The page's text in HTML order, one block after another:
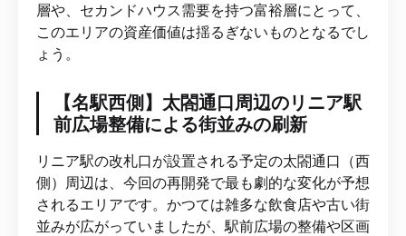
層や、セカンドハウス需要を持つ富裕層にとって、
このエリアの資産価値は揺るぎないものとなるでし
ょう。
【名駅西側】太閤通口周辺のリニア駅
前広場整備による街並みの刷新
リニア駅の改札口が設置される予定の太閤通口（西
側）周辺は、今回の再開発で最も劇的な変化が予想
されるエリアです。かつては雑多な飲食店や古い街
並みが広がっていましたが、駅前広場の整備や区画